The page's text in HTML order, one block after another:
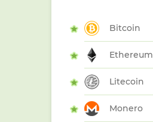
Bitcoin
Ethereum
Litecoin
Monero